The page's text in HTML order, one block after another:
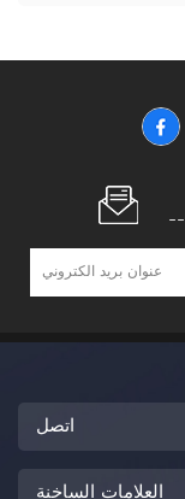
اتصل
العلامات الساخنة